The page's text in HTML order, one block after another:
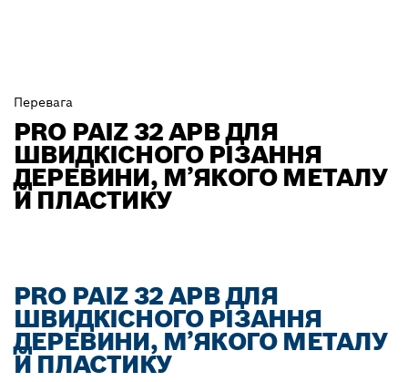
Перевага
PRO PAIZ 32 APB ДЛЯ
ШВИДКІСНОГО РІЗАННЯ
ДЕРЕВИНИ, М’ЯКОГО МЕТАЛУ
Й ПЛАСТИКУ
PRO PAIZ 32 APB ДЛЯ
ШВИДКІСНОГО РІЗАННЯ
ДЕРЕВИНИ, М’ЯКОГО МЕТАЛУ
Й ПЛАСТИКУ